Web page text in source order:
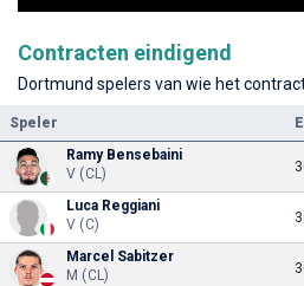
Contracten eindigend
Dortmund spelers van wie het
Speler
Ramy Bensebaini
V (CL)
Luca Reggiani
V (C)
Marcel Sabitzer
M (CL)